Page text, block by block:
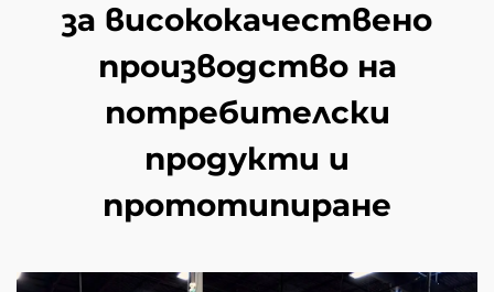
за висококачествено
производство на
потребителски
продукти и
прототипиране